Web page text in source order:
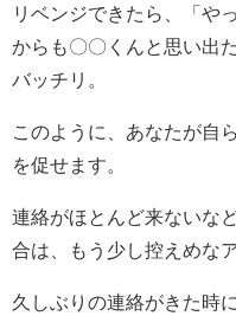
リベンジできたら、「や
からも〇〇くんと思い出
バッチリ。
このように、あなたが自
を促せます。
連絡がほとんど来ないな
合は、もう少し控えめな
久しぶりの連絡がきた時